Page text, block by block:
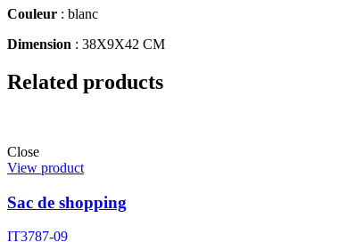
Couleur : blanc
Dimension : 38X9X42 CM
Related products
Close
View product
Sac de shopping
IT3787-09